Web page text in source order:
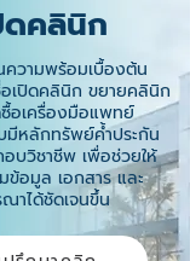
ดคลินิก
ความพร้อมเบื้องต้น
เปิดคลินิก ขยายคลินิก
อเครื่องมือแพทย์
หลักทรัพย์ค้ำประกัน
อบวิชาชีพ เพื่อช่วยให้
ข้อมูล เอกสาร และ
าได้ชัดเจนขึ้น